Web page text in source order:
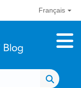
Français